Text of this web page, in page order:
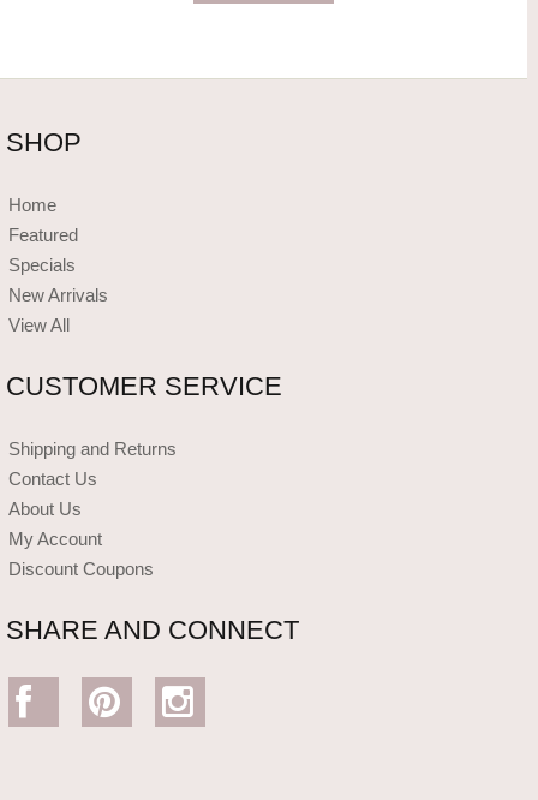
SHOP
Home
Featured
Specials
New Arrivals
View All
CUSTOMER SERVICE
Shipping and Returns
Contact Us
About Us
My Account
Discount Coupons
SHARE AND CONNECT